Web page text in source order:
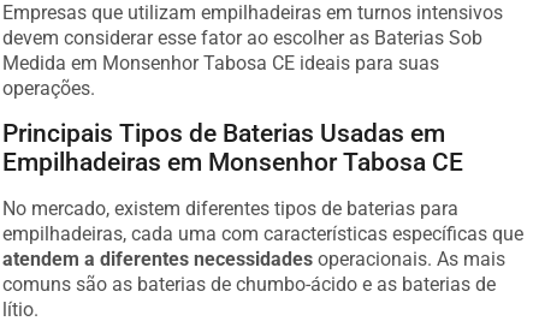
Empresas que utilizam empilhadeiras em turnos intensivos
devem considerar esse fator ao escolher as Baterias Sob
Medida em Monsenhor Tabosa CE ideais para suas
operações.
Principais Tipos de Baterias Usadas em
Empilhadeiras em Monsenhor Tabosa CE
No mercado, existem diferentes tipos de baterias para
empilhadeiras, cada uma com características específicas que
atendem a diferentes necessidades operacionais. As mais
comuns são as baterias de chumbo-ácido e as baterias de
lítio.